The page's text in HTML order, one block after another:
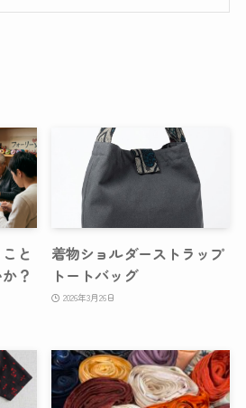
と
？
着物ショルダーストラップ
トートバッグ
2026年3月26日